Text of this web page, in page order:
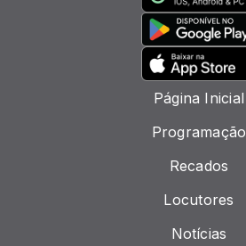
Página Inicial
Programação
Recados
Locutores
Notícias